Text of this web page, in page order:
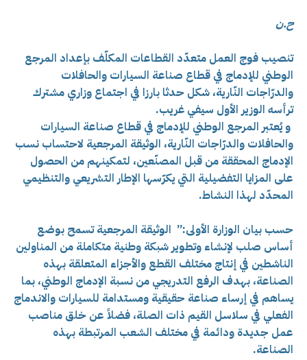
ح.ن
تنصيب فوج العمل متعدّد القطاعات المكلّف بإعداد المرجع
الوطني للإدماج في قطاع صناعة السيارات والحافلات
والدرّاجات النّارية، شكل حدثا بارزا في اجتماع وزاري مشترك
ترأسه الوزير الأول سيفي غريب.
و يُعتبر المرجع الوطني للإدماج في قطاع صناعة السيارات
والحافلات والدرّاجات النّارية، الوثيقة المرجعية لاحتساب نسب
الإدماج المحققة من قبل المصنّعين، لتمكينهم من الحصول
على المزايا التفضيلية التي يكرّسها الإطار التشريعي والتنظيمي
المحدّد لهذا النشاط.
حسب بيان الوزارة الأولى:” الوثيقة المرجعية تسمح بوضع
أساس صلب لإنشاء وتطوير شبكة وطنية متكاملة من المناولين
الناشطين في إنتاج مختلف القطع والأجزاء المتعلقة بهذه
الصناعة، بهدف الرفع التدريجي من نسبة الإدماج الوطني، بما
يساهم في إرساء صناعة حقيقية ومستدامة للسيارات والاندماج
الفعلي في سلاسل القيم ذات الصلة، فضلاً عن خلق مناصب
عمل جديدة ودائمة في مختلف الشعب المرتبطة بهذه
الصناعة.